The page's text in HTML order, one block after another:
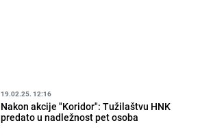
19.02.25. 12:16
Nakon akcije "Koridor": Tužilaštvu HNK
predato u nadležnost pet osoba